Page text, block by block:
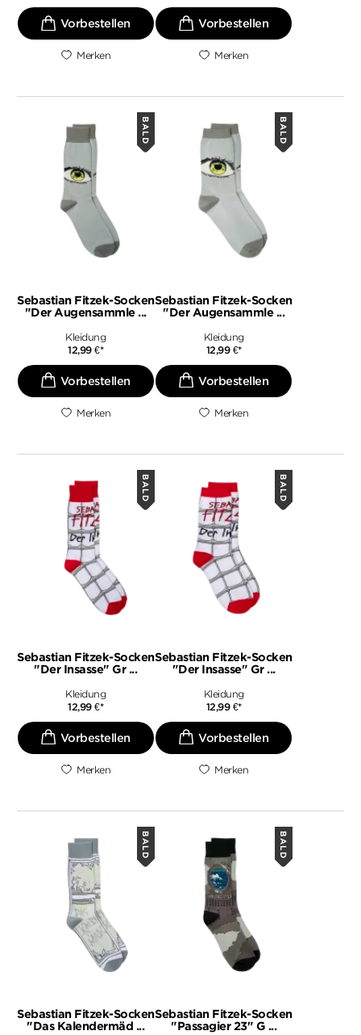
Merken Merken
BALD
Sebastian Fitzek-Socken
"Der Augensammle ...
Kleidung
12,99€*
Merken
BALD
Sebastian Fitzek-Socken
"Der Augensammle ...
Kleidung
12,99 €*
Merken
BALD
Sebastian Fitzek-Socken
"Der Insasse" Gr ...
Kleidung
12,99€*
Merken
BALD
Sebastian Fitzek-Socken
"Der Insasse" Gr ...
Kleidung
12,99 €*
Merken
BALD
Sebastian Fitzek-Socken
"Das Kalendermäd ...
BALD
Sebastian Fitzek-Socken
"Passagier 23" G ...